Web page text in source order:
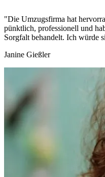
"Die Umzugsfirma hat
pünktlich, professionell und
Sorgfalt behandelt. Ich würde
Janine Gießler